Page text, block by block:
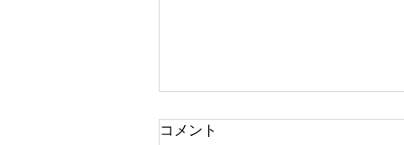
コメント